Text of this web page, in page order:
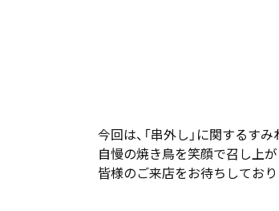
今回は、「串外し」に関するす
自慢の焼き鳥を笑顔で召し上が
皆様のご来店をお待ちしており